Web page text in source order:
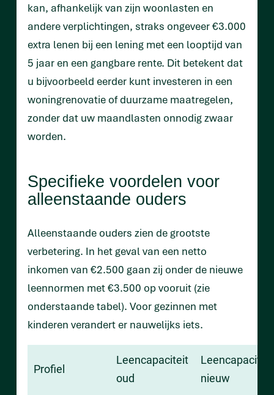
kan, afhankelijk van zijn woonlasten en
andere verplichtingen, straks ongeveer €3.000
extra lenen bij een lening met een looptijd van
5 jaar en een gangbare rente. Dit betekent dat
u bijvoorbeeld eerder kunt investeren in een
woningrenovatie of duurzame maatregelen,
zonder dat uw maandlasten onnodig zwaar
worden.
Specifieke voordelen voor
alleenstaande ouders
Alleenstaande ouders zien de grootste
verbetering. In het geval van een netto
inkomen van €2.500 gaan zij onder de nieuwe
leennormen met €3.500 op vooruit (zie
onderstaande tabel). Voor gezinnen met
kinderen verandert er nauwelijks iets.
Profiel
Leencapaciteit
oud
Leencapaciteit
nieuw